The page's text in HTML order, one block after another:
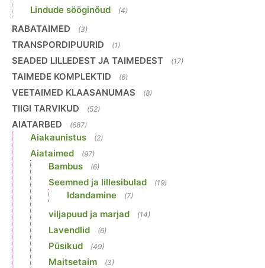
Lindude sööginõud (4)
RABATAIMED (3)
TRANSPORDIPUURID (1)
SEADED LILLEDEST JA TAIMEDEST (17)
TAIMEDE KOMPLEKTID (6)
VEETAIMED KLAASANUMAS (8)
TIIGI TARVIKUD (52)
AIATARBED (687)
Aiakaunistus (2)
Aiataimed (97)
Bambus (6)
Seemned ja lillesibulad (19)
Idandamine (7)
viljapuud ja marjad (14)
Lavendlid (6)
Püsikud (49)
Maitsetaim (3)